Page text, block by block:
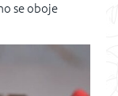
se oboje